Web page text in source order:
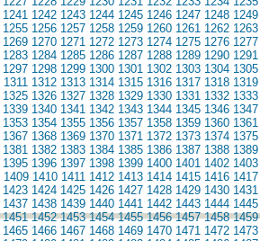
1241 1242 1243 1244 1245 1246 1247 1248 1249
1255 1256 1257 1258 1259 1260 1261 1262 1263
1269 1270 1271 1272 1273 1274 1275 1276 1277
1283 1284 1285 1286 1287 1288 1289 1290 1291
1297 1298 1299 1300 1301 1302 1303 1304 1305
1311 1312 1313 1314 1315 1316 1317 1318 1319
1325 1326 1327 1328 1329 1330 1331 1332 1333
1339 1340 1341 1342 1343 1344 1345 1346 1347
1353 1354 1355 1356 1357 1358 1359 1360 1361
1367 1368 1369 1370 1371 1372 1373 1374 1375
1381 1382 1383 1384 1385 1386 1387 1388 1389
1395 1396 1397 1398 1399 1400 1401 1402 1403
1409 1410 1411 1412 1413 1414 1415 1416 1417
1423 1424 1425 1426 1427 1428 1429 1430 1431
1437 1438 1439 1440 1441 1442 1443 1444 1445
1451 1452 1453 1454 1455 1456 1457 1458 1459
1465 1466 1467 1468 1469 1470 1471 1472 1473